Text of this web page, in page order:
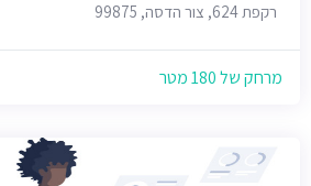
רקפת 624, צור הדסה, 99875
מרחק של 180 מטר